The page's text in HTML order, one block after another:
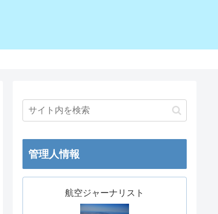
管理人情報
航空ジャーナリスト